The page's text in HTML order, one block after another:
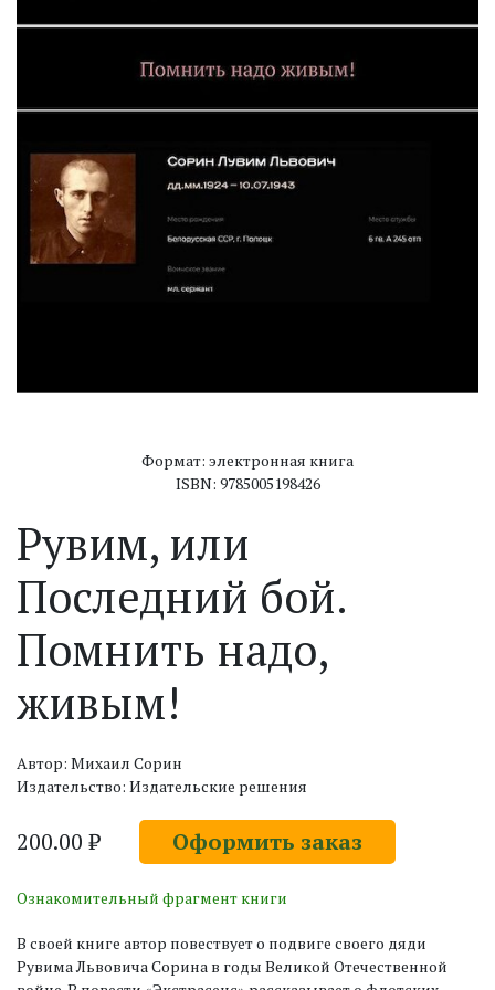
Формат: электронная книга
ISBN: 9785005198426
Рувим, или
Последний бой.
Помнить надо,
живым!
Автор: Михаил Сорин
Издательство: Издательские решения
200.00 ₽ Оформить заказ
Ознакомительный фрагмент книги
В своей книге автор повествует о подвиге своего дяди
Рувима Львовича Сорина в годы Великой Отечественной